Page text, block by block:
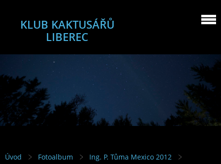
KLUB KAKTUSÁŘŮ
LIBEREC
Úvod Fotoalbum
Ing. P. Tůma Mexico 2012